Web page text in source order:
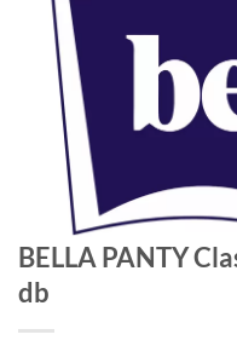
BELLA PANTY
db